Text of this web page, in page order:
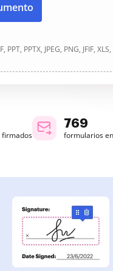
PPTX, JPEG, PNG, JFIF, XLS,
769
formularios